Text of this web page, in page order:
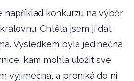
například konkurzu na výběr
Chtěla jsem jí dát
Výsledkem byla jedinečná
kam mohla uložit své
výjimečná, a proniká do ní